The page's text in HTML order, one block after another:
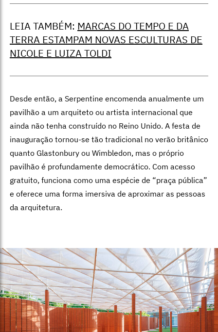
LEIA TAMBÉM: MARCAS DO TEMPO E DA
TERRA ESTAMPAM NOVAS ESCULTURAS DE
NICOLE E LUIZA TOLDI
Desde então, a Serpentine encomenda anualmente um
pavilhão a um arquiteto ou artista internacional que
ainda não tenha construído no Reino Unido. A festa de
inauguração tornou-se tão tradicional no verão britânico
quanto Glastonbury ou Wimbledon, mas o próprio
pavilhão é profundamente democrático. Com acesso
gratuito, funciona como uma espécie de “praça pública”
e oferece uma forma imersiva de aproximar as pessoas
da arquitetura.